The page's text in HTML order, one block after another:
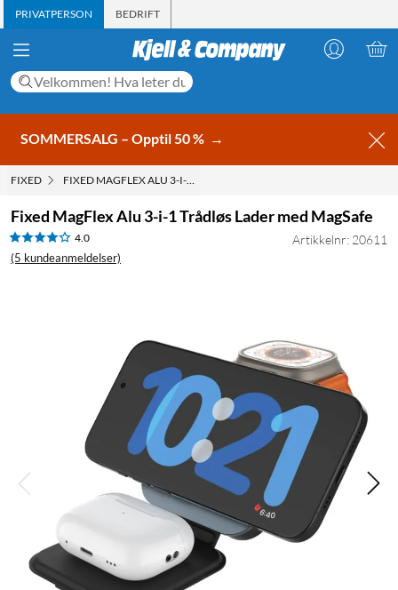
PRIVATPERSON BEDRIFT
SOMMERSALG – Opptil 50 % →
FIXED FIXED MAGFLEX ALU 3-I-1 TRÅDLØS LADER MED MAGSAFE
Fixed MagFlex Alu 3-i-1 Trådløs Lader med MagSafe
4.0
(5 kundeanmeldelser)
Artikkelnr: 20611